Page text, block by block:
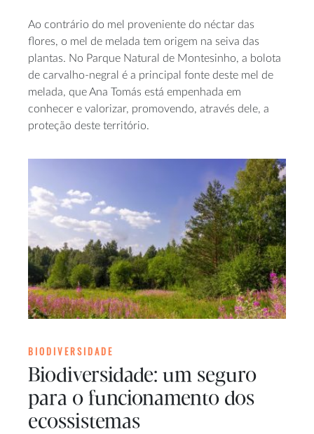
Ao contrário do mel proveniente do néctar das
flores, o mel de melada tem origem na seiva das
plantas. No Parque Natural de Montesinho, a bolota
de carvalho-negral é a principal fonte deste mel de
melada, que Ana Tomás está empenhada em
conhecer e valorizar, promovendo, através dele, a
proteção deste território.
BIODIVERSIDADE
Biodiversidade: um seguro
para o funcionamento dos
ecossistemas